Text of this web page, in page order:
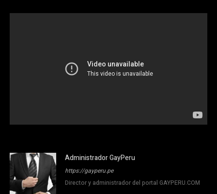
Administrador GayPeru
https://gayperu.pe
Director y administrador del portal GAYPERU.COM